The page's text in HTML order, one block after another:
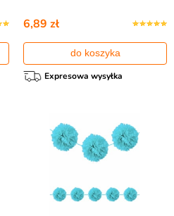
6,89 zł
do koszyka
Expresowa wysyłka